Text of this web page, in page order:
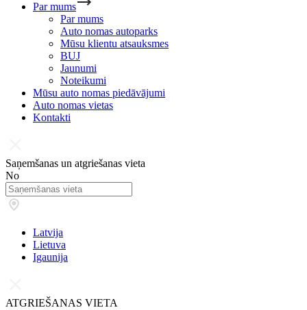
Par mums
Par mums
Auto nomas autoparks
Mūsu klientu atsauksmes
BUJ
Jaunumi
Noteikumi
Mūsu auto nomas piedāvājumi
Auto nomas vietas
Kontakti
Saņemšanas un atgriešanas vieta
No
Latvijа
Lietuva
Igaunija
ATGRIEŠANAS VIETA